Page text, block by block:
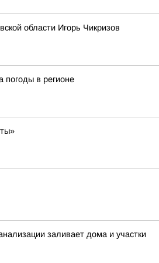
области Игорь Чикризов
погоды в регионе
заливает дома и участки